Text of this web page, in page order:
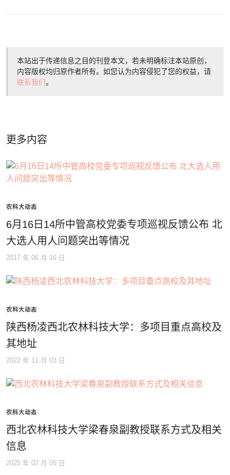
本站出于传递信息之目的刊登本文，若未明确标注本站原创，
内容版权均归原作者所有。如您认为内容侵犯了您的权益，请
联系我们。
更多内容
农科大动态
6月16日14所中管高校党委专项巡视反馈公布 北
大选人用人问题突出等情况
2017 年 06 月 16 日
农科大动态
陕西杨凌西北农林科技大学：多项目重点高校及
其地址
2022 年 11 月 03 日
农科大动态
西北农林科技大学梁春泉副教授联系方式及相关
信息
2025 年 02 月 05 日